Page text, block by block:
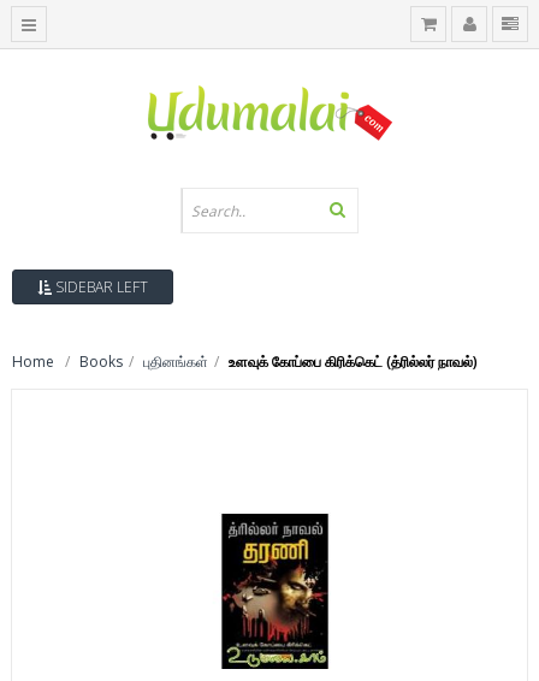
SIDEBAR LEFT
Home Books புதினங்கள் உளவுக் கோப்பை கிரிக்கெட் (த்ரில்லர் நாவல்)